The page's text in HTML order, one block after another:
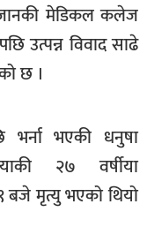
मेडिकल कलेज
उत्पन्न विवाद साढे
छ ।
भर्ना भएकी धनुषा
२७ वर्षीया
बजे मृत्यु भएको थियो